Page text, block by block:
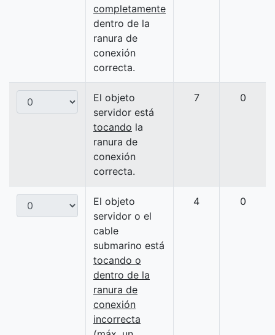
completamente
dentro de la
ranura de
conexión
correcta.
El objeto
servidor está
tocando la
ranura de
conexión
correcta.
7 0
El objeto
servidor o el
cable
submarino está
tocando o
dentro de la
ranura de
conexión
incorrecta
4 0